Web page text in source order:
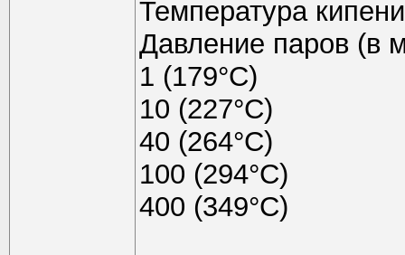
Температура
Давление паров (в
1 (179°C)
10 (227°C)
40 (264°C)
100 (294°C)
400 (349°C)